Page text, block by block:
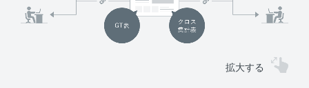
拡大する